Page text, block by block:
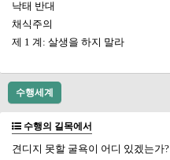
낙태 반대
채식주의
제 1 계: 살생을 하지 말라
수행세계
수행의 길목에서
견디지 못할 굴욕이 어디 있겠는가?